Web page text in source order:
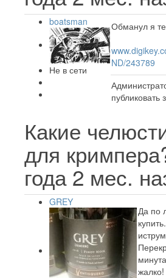
boatsman
Не в сети
Обманул я
ND/243789
публиковать
Какие
для
года 2 мес.
GREY
Да по
жалко!